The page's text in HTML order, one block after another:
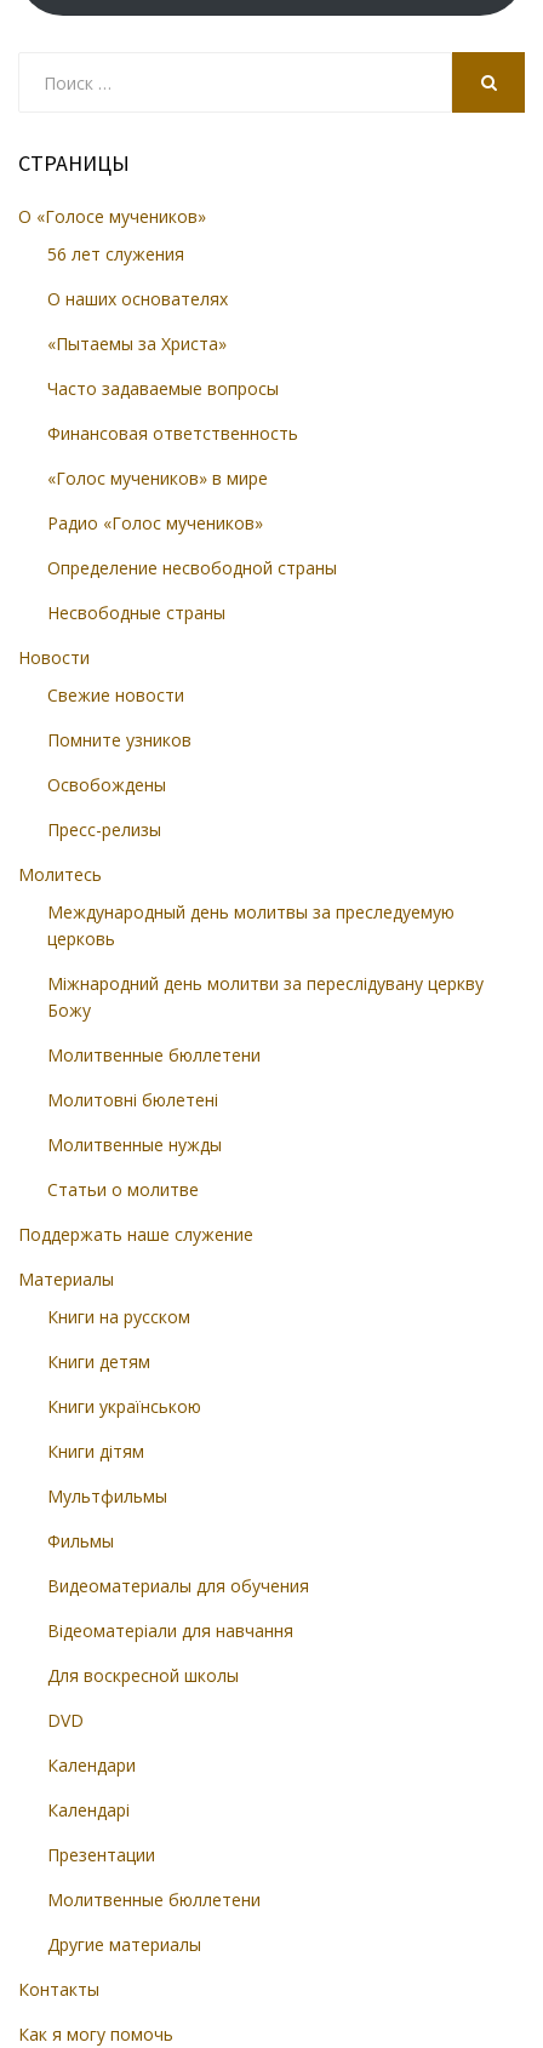
СТРАНИЦЫ
О «Голосе мучеников»
56 лет служения
О наших основателях
«Пытаемы за Христа»
Часто задаваемые вопросы
Финансовая ответственность
«Голос мучеников» в мире
Радио «Голос мучеников»
Определение несвободной страны
Несвободные страны
Новости
Свежие новости
Помните узников
Освобождены
Пресс-релизы
Молитесь
Международный день молитвы за преследуемую
церковь
Міжнародний день молитви за переслідувану церкву
Божу
Молитвенные бюллетени
Молитовні бюлетені
Молитвенные нужды
Статьи о молитве
Поддержать наше служение
Материалы
Книги на русском
Книги детям
Книги українською
Книги дітям
Мультфильмы
Фильмы
Видеоматериалы для обучения
Відеоматеріали для навчання
Для воскресной школы
DVD
Календари
Календарі
Презентации
Молитвенные бюллетени
Другие материалы
Контакты
Как я могу помочь